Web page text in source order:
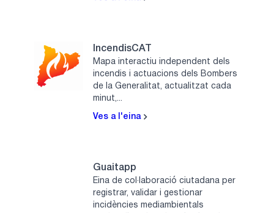
IncendisCAT
Mapa interactiu independent dels
incendis i actuacions dels Bombers
de la Generalitat, actualitzat cada
minut,...
Ves a l'eina
Guaitapp
Eina de col·laboració ciutadana per
registrar, validar i gestionar
incidències mediambientals